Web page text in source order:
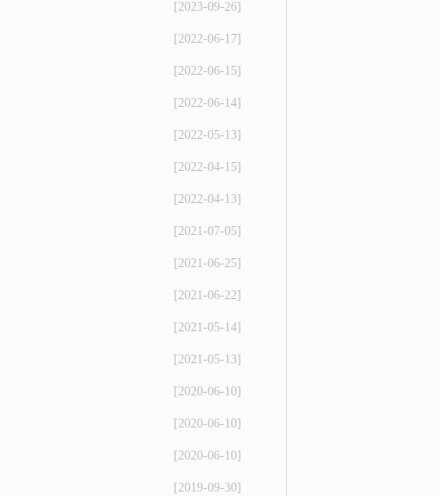
[2023-09-26]
[2022-06-17]
[2022-06-15]
[2022-06-14]
[2022-05-13]
[2022-04-15]
[2022-04-13]
[2021-07-05]
[2021-06-25]
[2021-06-22]
[2021-05-14]
[2021-05-13]
[2020-06-10]
[2020-06-10]
[2020-06-10]
[2019-09-30]